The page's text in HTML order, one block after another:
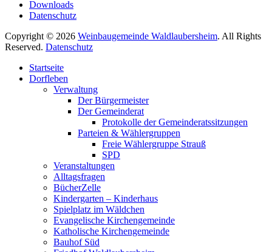
Downloads
Datenschutz
Copyright © 2026 Weinbaugemeinde Waldlaubersheim. All Rights
Reserved. Datenschutz
oben
scrollen
Startseite
Dorfleben
Verwaltung
Der Bürgermeister
Der Gemeinderat
Protokolle der Gemeinderatssitzungen
Parteien & Wählergruppen
Freie Wählergruppe Strauß
SPD
Veranstaltungen
Alltagsfragen
BücherZelle
Kindergarten – Kinderhaus
Spielplatz im Wäldchen
Evangelische Kirchengemeinde
Katholische Kirchengemeinde
Bauhof Süd